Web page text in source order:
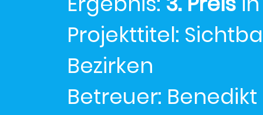
Projekttitel:
Bezirken
Betreuer: